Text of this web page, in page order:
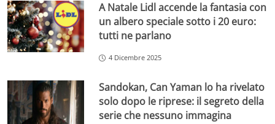
A Natale Lidl accende la fantasia con
un albero speciale sotto i 20 euro:
tutti ne parlano
4 Dicembre 2025
Sandokan, Can Yaman lo ha rivelato
solo dopo le riprese: il segreto della
serie che nessuno immagina